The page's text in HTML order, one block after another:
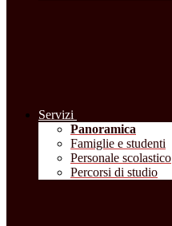
Servizi
Panoramica
Famiglie e studenti
Personale scolastico
Percorsi di studio